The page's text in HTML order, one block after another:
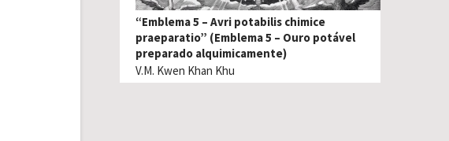
“Emblema 5 – Avri potabilis chimice
praeparatio” (Emblema 5 – Ouro potável
preparado alquimicamente)
V.M. Kwen Khan Khu